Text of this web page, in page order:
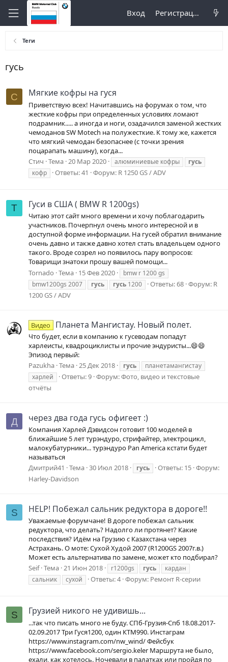
Вход Регистрация
Теги
гусь
С Мягкие кофры на гуся
Приветствую всех! Начитавшись на форумах о том, что
жесткие кофры при определенных условиях ломают
подрамник..... а иногда и ноги, озадачился заменой жестких
чемоданов SW Motech на полужесткие. К тому же, кажется
что мягкий чемодан безопаснее (с точки зрения
поцарапать машину), когда...
Стич Тема 20 Мар 2020 алюминиевые кофры
гусь
кофр
Ответы: 41 Форум: R 1250 GS / ADV
T Гуси в США ( BMW R 1200gs)
Читаю этот сайт много времени и хочу поблагодарить
участников. Почерпнул очень много интересной и в
доступной форме информации. На гусей обратил внимание
очень давно и также давно хотел стать владельцем одного
такого. Вроде созрел но появилось пару вопросов:
Товарищи знатоки прошу вашей помощи...
Tornado Тема 15 Фев 2020
bmw r 1200 gs
bmw1200gs 2007
гусь гусь 1200 Ответы: 68 Форум: R
1200 GS / ADV
Видео Планета Мангистау. Новый полет.
Что будет, если в компанию к гусеводам попадут
харлеисты, квадроциклисты и прочие эндуристы...😄😄
Эпизод первый:
Pazukha Тема 25 Дек 2018 гусь
планетамангистау
харлей
Ответы: 9 Форум:Фото, видео и текстовые
отчёты
Д через два года гусь офигеет :)
Компания Харлей Дэвидсон готовит 100 моделей в
ближайшие 5 лет турэндуро, стрифайтер, электроцикл,
малокубатурники... турэндуро Pan America кстати будет
называться
Дмитрий41
Тема 30 Июл 2018 гусь Ответы: 15 Форум:
Harley-Davidson
S HELP! Побежал сальник редуктора в дороге!!
Уважаемые форумчане! В дороге побежал сальник
редуктора, что делать? Надолго ли протянет? Какие
последствия? Идём на Грузию с Казахстана через
Астрахань. О моте: Сухой Худой 2007 (R1200GS 2007г.в.)
Может есть альтернатива по замене, может кто подбирал?
Seif Тема 21 Июн 2018 r1200gs гусь
кардан
сальник
сухой Ответы: 4 Форум: Ремонт R-серии
S Грузией никого не удивишь...
...так что писать много не буду. СПб-Грузия-Спб 18.08.2017-
02.09.2017 Три Гуся1200, один КТМ990. Инстаграм
https://www.instagram.com/nw_wind/ Фейсбук
https://www.facebook.com/sergio.keler Маршрута не было,
ехали, как хотелось. Ночевали в палатках или пройдя по